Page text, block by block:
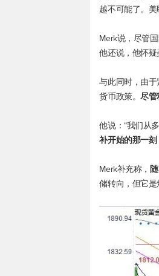
越不可能了。
Merk说，尽管
他还说，他怀疑
与此同时，由
货币政策。尽管
他说：“我们从
补开始的那一
Merk补充称，
储转向，但它是